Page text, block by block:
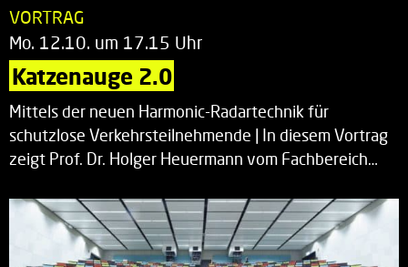
VORTRAG
Mo. 12.10. um 17.15 Uhr
Katzenauge 2.0
Mittels der neuen Harmonic-Radartechnik für
schutzlose Verkehrsteilnehmende | In diesem Vortrag
zeigt Prof. Dr. Holger Heuermann vom Fachbereich…